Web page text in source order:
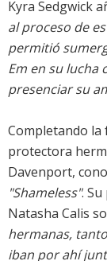
Kyra Sedgwick
al proceso de
permitió
Em en su lucha
presenciar su
Completando la
protectora
Davenport,
"Shameless".
Natasha Calis
hermanas,
iban por ahí